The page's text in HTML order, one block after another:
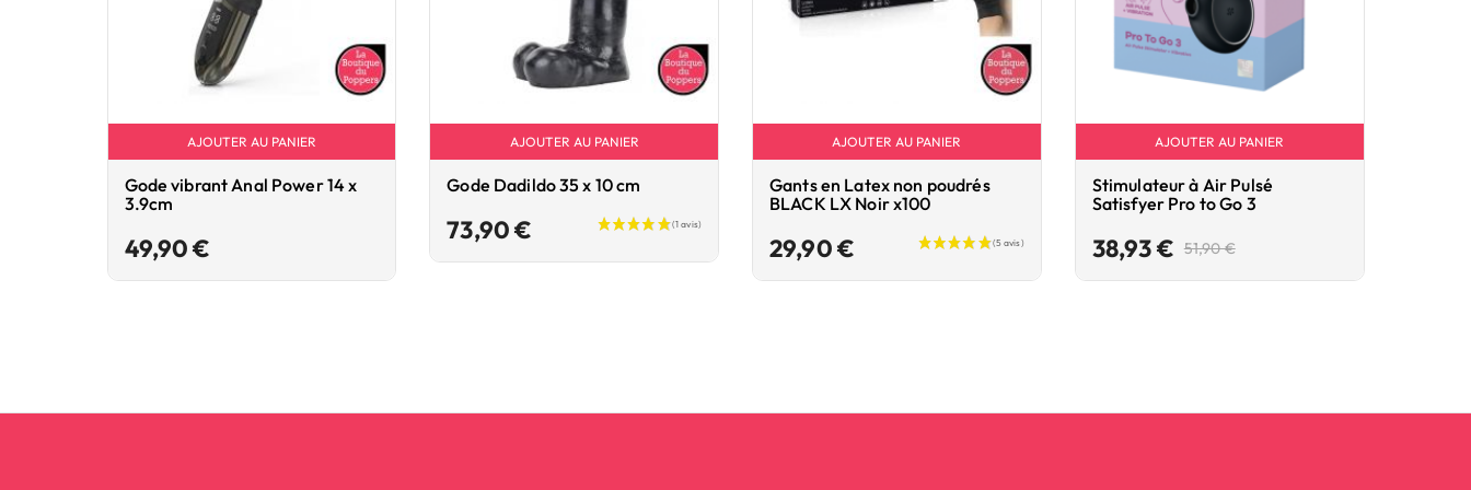
AJOUTER AU PANIER
Gode vibrant Anal Power 14 x
3.9cm
49,90 €
AJOUTER AU PANIER
Gode Dadildo 35 x 10 cm
73,90 €
AJOUTER AU PANIER
Gants en Latex non poudrés
BLACK LX Noir x100
29,90 €Prix
AJOUTER AU PANIER
Stimulateur à Air Pulsé
Satisfyer Pro to Go 3
38,93 € 51,90 €
base